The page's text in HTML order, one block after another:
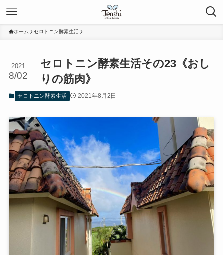
ホーム セロトニン酵素生活
セロトニン酵素生活その23《おし
りの筋肉》
2021
8/02
セロトニン酵素生活 2021年8月2日